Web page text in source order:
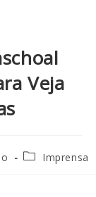
Veja
Imprensa